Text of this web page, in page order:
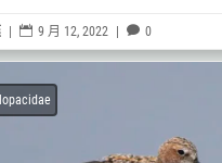
|  9 月 12, 2022 |  0